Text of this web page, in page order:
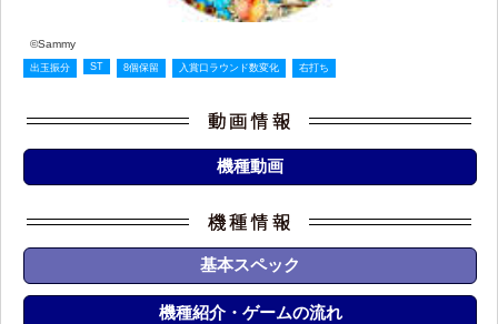
©Sammy
出玉振分 ST 8個保留 入賞口ラウンド数変化 右打ち
機種動画
基本スペック
機種紹介・ゲームの流れ